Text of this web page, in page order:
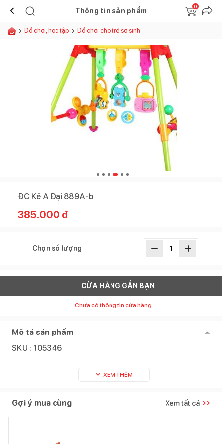
Thông tin sản phẩm
0
Đồ chơi, học tập Đồ chơi cho trẻ sơ sinh
ĐC Kê A Đại 889A-b
385.000 đ
Chọn số lượng
CỬA HÀNG GẦN BẠN
Chưa có thông tin cửa hàng.
Mô tả sản phẩm
SKU : 105346
XEM THÊM
Gợi ý mua cùng Xem tất cả